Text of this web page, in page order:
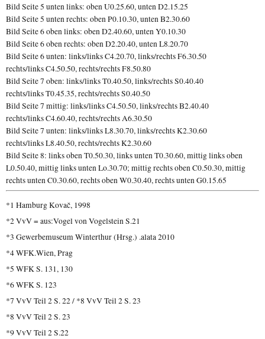
Bild Seite 5 unten links: oben U0.25.60, unten D2.15.25
Bild Seite 5 unten rechts: oben P0.10.30, unten B2.30.60
Bild Seite 6 oben links: oben D2.40.60, unten Y0.10.30
Bild Seite 6 oben rechts: oben D2.20.40, unten L8.20.70
Bild Seite 6 unten: links/links C4.20.70, links/rechts F6.30.50
rechts/links C4.50.50, rechts/rechts F8.50.80
Bild Seite 7 oben: links/links T0.40.50, links/rechts S0.40.40
rechts/links T0.45.35, rechts/rechts S0.40.50
Bild Seite 7 mittig: links/links C4.50.50, links/rechts B2.40.40
rechts/links C4.60.40, rechts/rechts A6.30.50
Bild Seite 7 unten: links/links L8.30.70, links/rechts K2.30.60
rechts/links L8.40.50, rechts/rechts K2.30.60
Bild Seite 8: links oben T0.50.30, links unten T0.30.60, mittig links oben
L0.50.40, mittig links unten Lo.30.70; mittig rechts oben C0.50.30, mittig
rechts unten C0.30.60, rechts oben W0.30.40, rechts unten G0.15.65
*1 Hamburg Kovač, 1998
*2 VvV = aus:Vogel von Vogelstein S.21
*3 Gewerbemuseum Winterthur (Hrsg.) .alata 2010
*4 WFK.Wien, Prag
*5 WFK S. 131, 130
*6 WFK S. 123
*7 VvV Teil 2 S. 22 / *8 VvV Teil 2 S. 23
*8 VvV Teil 2 S. 23
*9 VvV Teil 2 S.22